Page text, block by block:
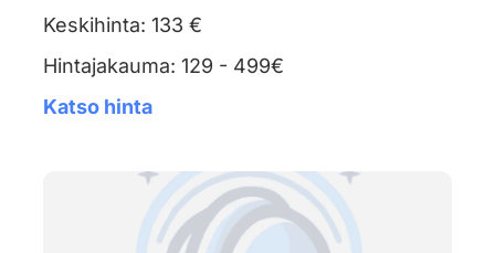
Keskihinta: 133 €
Hintajakauma: 129 - 499€
Katso hinta